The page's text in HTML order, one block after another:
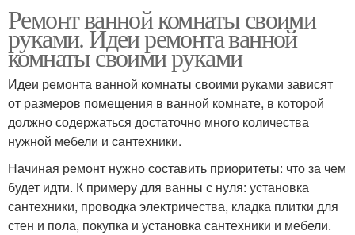
Ремонт ванной комнаты своими
руками. Идеи ремонта ванной
комнаты своими руками
Идеи ремонта ванной комнаты своими руками зависят
от размеров помещения в ванной комнате, в которой
должно содержаться достаточно много количества
нужной мебели и сантехники.
Начиная ремонт нужно составить приоритеты: что за чем
будет идти. К примеру для ванны с нуля: установка
сантехники, проводка электричества, кладка плитки для
стен и пола, покупка и установка сантехники и мебели.